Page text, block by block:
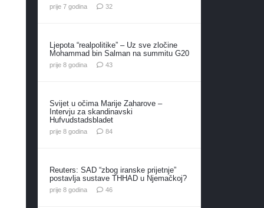
prije 7 godina 32komentara
Ljepota “realpolitike” – Uz sve zločine
Mohammad bin Salman na summitu G20
prije 8 godina 43komentara
Svijet u očima Marije Zaharove –
Intervju za skandinavski
Hufvudstadsbladet
prije 8 godina 84komentara
Reuters: SAD “zbog iranske prijetnje”
postavlja sustave THHAD u Njemačkoj?
prije 8 godina 46komentara